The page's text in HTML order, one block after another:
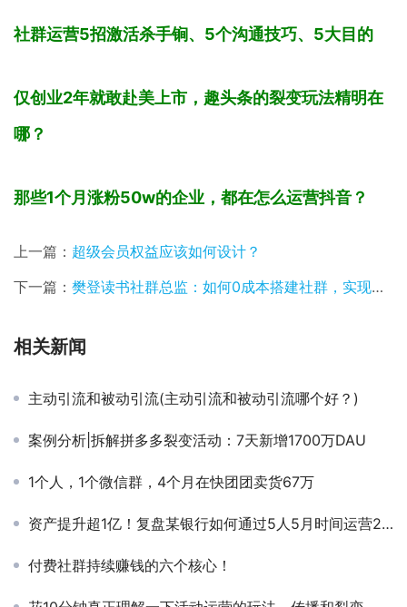
社群运营5招激活杀手锏、5个沟通技巧、5大目的
仅创业2年就敢赴美上市，趣头条的裂变玩法精明在
哪？
那些1个月涨粉50w的企业，都在怎么运营抖音？
上一篇： 超级会员权益应该如何设计？
下一篇： 樊登读书社群总监：如何0成本搭建社群，实现营收1000w+？
相关新闻
主动引流和被动引流(主动引流和被动引流哪个好？)
案例分析|拆解拼多多裂变活动：7天新增1700万DAU
1个人，1个微信群，4个月在快团团卖货67万
资产提升超1亿！复盘某银行如何通过5人5月时间运营2万个
付费社群持续赚钱的六个核心！